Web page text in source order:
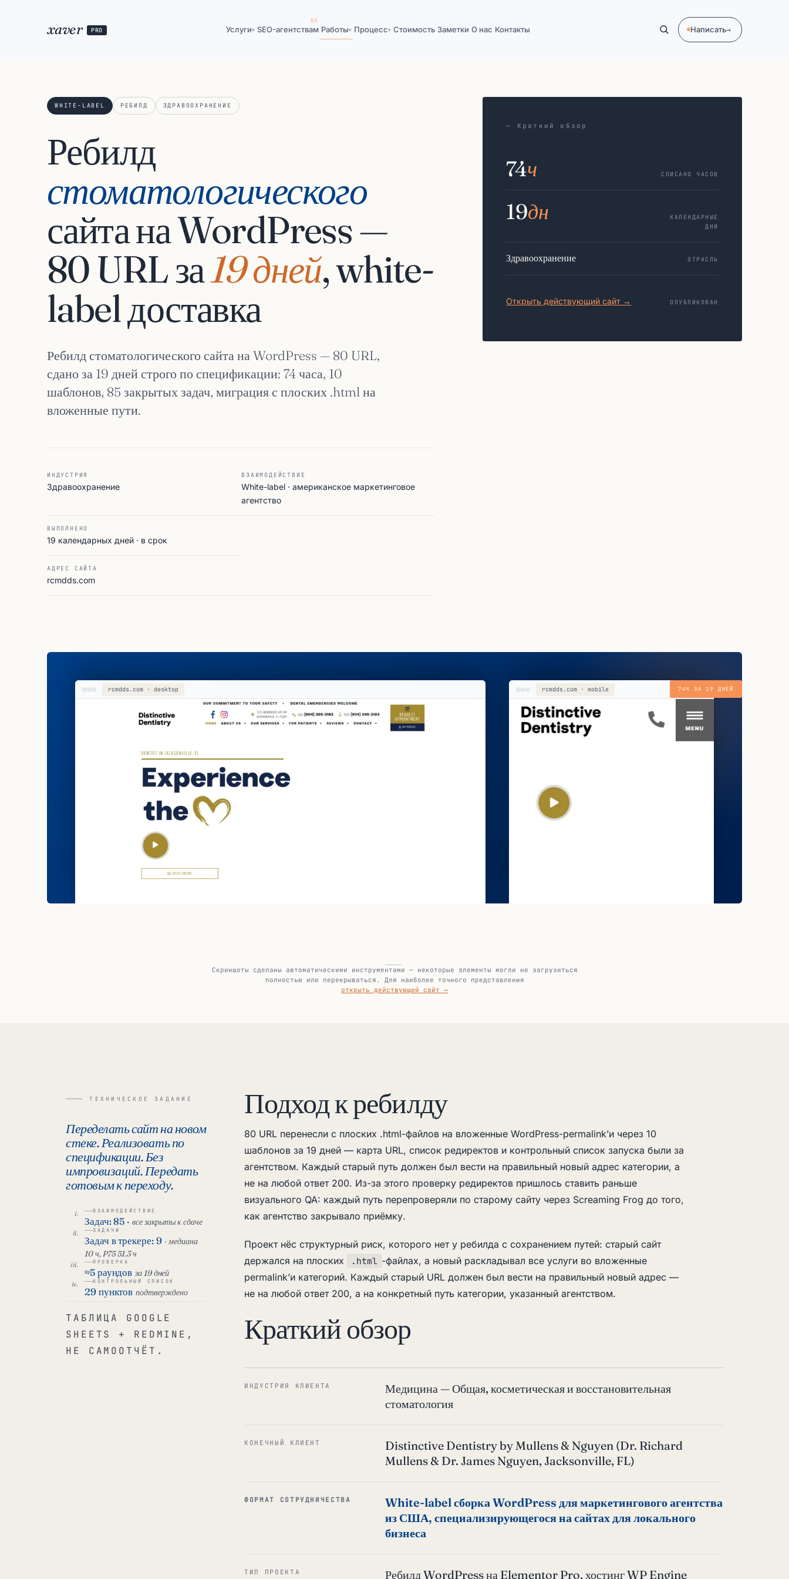
xaver PRO Услуги▾ SEO-агентствам Работы▾ Процесс▾ Стоимость Заметки О нас Контакты Написать→
WHITE-LABEL РЕБИЛД ЗДРАВООХРАНЕНИЕ
Ребилд
стоматологического
сайта на WordPress —
80 URL за19 дней, white-
label доставка
Ребилд стоматологического сайта на WordPress — 80 URL,
сдано за 19 дней строго по спецификации: 74 часа, 10
шаблонов, 85 закрытых задач, миграция с плоских .html на
вложенные пути.
ИНДУСТРИЯ
Здравоохранение
ВЗАИМОДЕЙСТВИЕ
White-label · американское маркетинговое
агентство
ВЫПОЛНЕНО
19 календарных дней · в срок
АДРЕС САЙТА
rcmdds.com
— Краткий обзор
74ч СПИСАНО ЧАСОВ
19дн
КАЛЕНДАРНЫЕ
ДНИ
Здравоохранение ОТРАСЛЬ
Открыть действующий сайт → ОПУБЛИКОВАН
74Ч ЗА 19 ДНЕЙ
rcmdds.com · desktop rcmdds.com · mobile
Скриншоты сделаны автоматическими инструментами — некоторые элементы могли не загрузиться
полностью или перекрываться. Для наиболее точного представления
открыть действующий сайт →
— ТЕХНИЧЕСКОЕ ЗАДАНИЕ
Переделать сайт на новом
стеке. Реализовать по
спецификации. Без
импровизаций. Передать
готовым к переходу.
ВЗАИМОДЕЙСТВИЕ
Задач: 85 · все закрыты к сдаче
ЗАДАЧИ
Задач в трекере: 9 · медиана
10 ч, P75 51.3 ч
ПРОВЕРКА
≈5 раундов за 19 дней
КОНТРОЛЬНЫЙ СПИСОК
29 пунктов подтверждено
ТАБЛИЦА GOOGLE
SHEETS + REDMINE,
НЕ САМООТЧЁТ.
Подход к ребилду
80 URL перенесли с плоских .html-файлов на вложенные WordPress-permalink’и через 10
шаблонов за 19 дней — карта URL, список редиректов и контрольный список запуска были за
агентством. Каждый старый путь должен был вести на правильный новый адрес категории, а
не на любой ответ 200. Из-за этого проверку редиректов пришлось ставить раньше
визуального QA: каждый путь перепроверяли по старому сайту через Screaming Frog до того,
как агентство закрывало приёмку.
Проект нёс структурный риск, которого нет у ребилда с сохранением путей: старый сайт
держался на плоских
.html -файлах, а новый раскладывал все услуги во вложенные
permalink’и категорий. Каждый старый URL должен был вести на правильный новый адрес —
не на любой ответ 200, а на конкретный путь категории, указанный агентством.
Краткий обзор
ИНДУСТРИЯ КЛИЕНТА
Медицина — Общая, косметическая и восстановительная
стоматология
КОНЕЧНЫЙ КЛИЕНТ
Distinctive Dentistry by Mullens & Nguyen (Dr. Richard
Mullens & Dr. James Nguyen, Jacksonville, FL)
ФОРМАТ СОТРУДНИЧЕСТВА
White-label сборка WordPress для маркетингового агентства
из США, специализирующегося на сайтах для локального
бизнеса
ТИП ПРОЕКТА Ребилд WordPress на Elementor Pro, хостинг WP Engine